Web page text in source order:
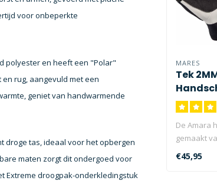
voor onbeperkte
polyester en heeft een "Polar"
rug, aangevuld met een
geniet van handwarmende
droge tas, ideaal voor het opbergen
maten zorgt dit ondergoed voor
Extreme droogpak-onderkledingstuk
MARES
Tek
De Amara
gemaakt
€45,95